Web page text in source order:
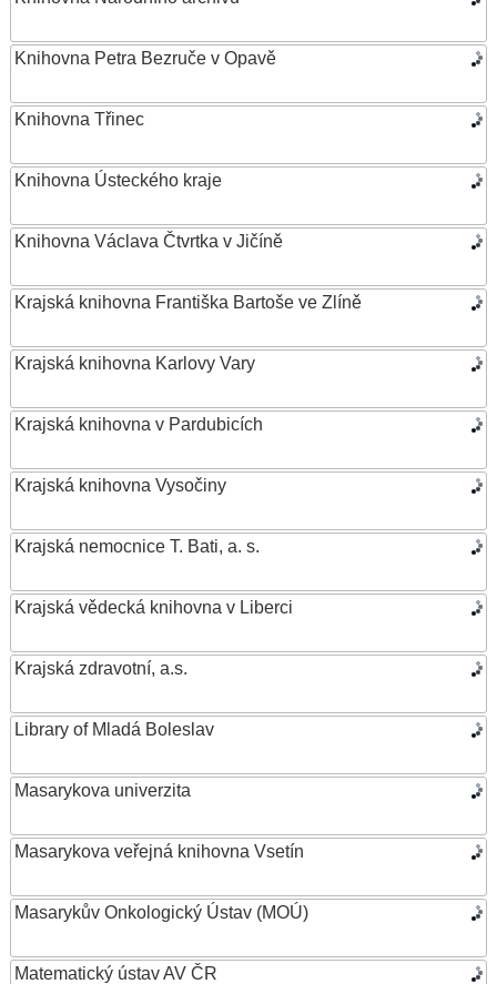
Knihovna Petra Bezruče v Opavě
Knihovna Třinec
Knihovna Ústeckého kraje
Knihovna Václava Čtvrtka v Jičíně
Krajská knihovna Františka Bartoše ve Zlíně
Krajská knihovna Karlovy Vary
Krajská knihovna v Pardubicích
Krajská knihovna Vysočiny
Krajská nemocnice T. Bati, a. s.
Krajská vědecká knihovna v Liberci
Krajská zdravotní, a.s.
Library of Mladá Boleslav
Masarykova univerzita
Masarykova veřejná knihovna Vsetín
Masarykův Onkologický Ústav (MOÚ)
Matematický ústav AV ČR